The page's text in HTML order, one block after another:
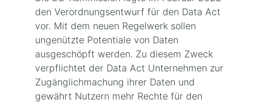
den Verordnungsentwurf für den Data Act
vor. Mit dem neuen Regelwerk sollen
ungenützte Potentiale von Daten
ausgeschöpft werden. Zu diesem Zweck
verpflichtet der Data Act Unternehmen zur
Zugänglichmachung ihrer Daten und
gewährt Nutzern mehr Rechte für den